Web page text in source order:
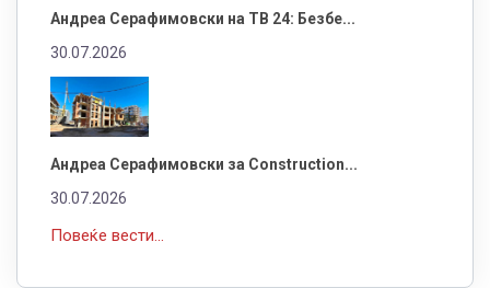
Андреа Серафимовски на ТВ 24: Безбе...
30.07.2026
Андреа Серафимовски за Construction...
30.07.2026
Повеќе вести...